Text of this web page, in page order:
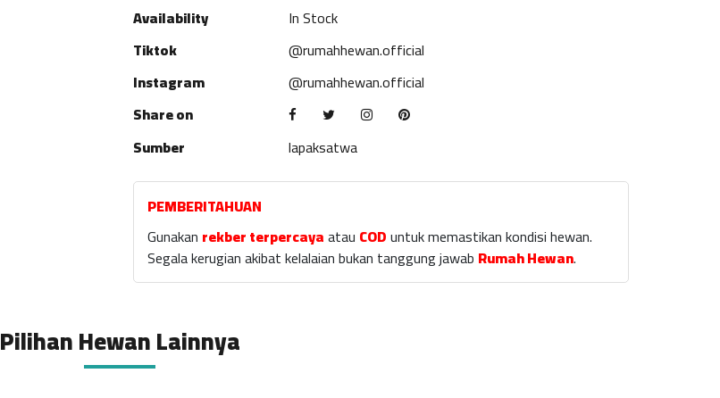
Availability
In Stock
Tiktok
@rumahhewan.official
Instagram
@rumahhewan.official
Share on
Sumber
lapaksatwa
PEMBERITAHUAN
Gunakan rekber terpercayaatau CODuntuk memastikan kondisi hewan.
Segala kerugian akibat kelalaian bukan tanggung jawab Rumah Hewan.
Pilihan Hewan Lainnya